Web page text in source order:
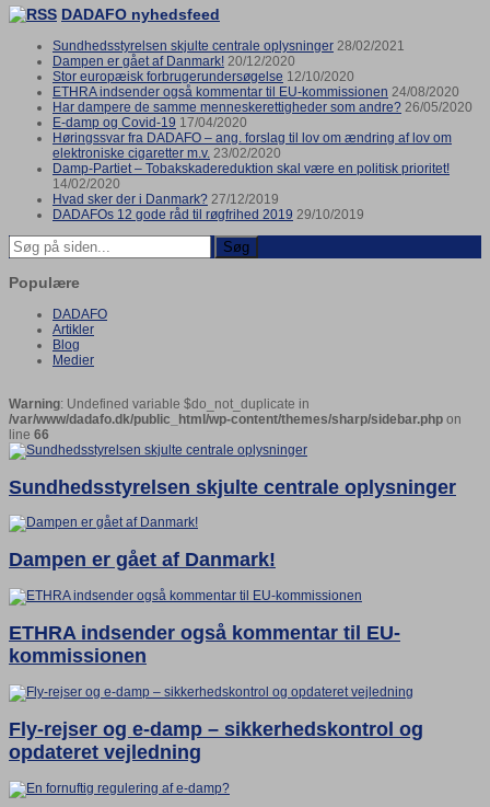
DADAFO nyhedsfeed
Sundhedsstyrelsen skjulte centrale oplysninger 28/02/2021
Dampen er gået af Danmark! 20/12/2020
Stor europæisk forbrugerundersøgelse 12/10/2020
ETHRA indsender også kommentar til EU-kommissionen 24/08/2020
Har dampere de samme menneskerettigheder som andre? 26/05/2020
E-damp og Covid-19 17/04/2020
Høringssvar fra DADAFO – ang. forslag til lov om ændring af lov om
elektroniske cigaretter m.v. 23/02/2020
Damp-Partiet – Tobakskadereduktion skal være en politisk prioritet!
14/02/2020
Hvad sker der i Danmark? 27/12/2019
DADAFOs 12 gode råd til røgfrihed 2019 29/10/2019
Søg
Populære
DADAFO
Artikler
Blog
Medier
Warning: Undefined variable $do_not_duplicate in
/var/www/dadafo.dk/public_html/wp-content/themes/sharp/sidebar.php on
line 66
Sundhedsstyrelsen skjulte centrale oplysninger
Dampen er gået af Danmark!
ETHRA indsender også kommentar til EU-
kommissionen
Fly-rejser og e-damp – sikkerhedskontrol og
opdateret vejledning